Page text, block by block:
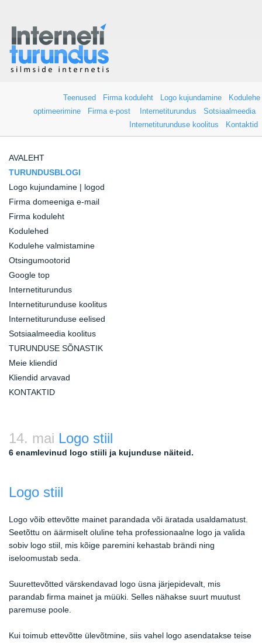
Teenused Firma koduleht Logo kujundamine
Kodulehe
optimeerimine
Firma e-post Internetiturundus
Sotsiaalmeedia
Internetiturunduse koolitus
Kontaktid
AVALEHT
TURUNDUSBLOGI
Logo kujundamine | logod
Firma domeeniga e-mail
Firma koduleht
Kodulehed
Kodulehe valmistamine
Otsingumootorid
Google top
Internetiturundus
Internetiturunduse koolitus
Internetiturunduse eelised
Sotsiaalmeedia koolitus
TURUNDUSE SÕNASTIK
Meie kliendid
Kliendid arvavad
KONTAKTID
14. mai Logo stiil
6 enamlevinud logo stiili ja kujunduse näiteid.
Logo stiil
Logo võib ettevõtte mainet parandada või äratada usaldamatust.
Seetõttu on äärmiselt oluline teha professionaalne logo ja valida
sobiv logo stiil, mis kõige paremini kehastab brändi ning
iseloomustab seda.
Suurettevõtted värskendavad logo üsna järjepidevalt, mis
parandab firma mainet ja müüki. Selles nähakse suurt muutust
paremuse poole.
Kui toimub ettevõtte ülevõtmine, siis vahel logo asendatakse teise